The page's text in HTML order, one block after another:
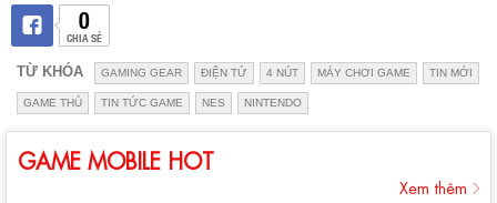
0
CHIA SẺ
TỪ KHÓA GAMING GEAR ĐIỆN TỬ 4 NÚT MÁY CHƠI GAME TIN MỚI
GAME THỦ TIN TỨC GAME NES NINTENDO
GAME MOBILE HOT
Xem thêm